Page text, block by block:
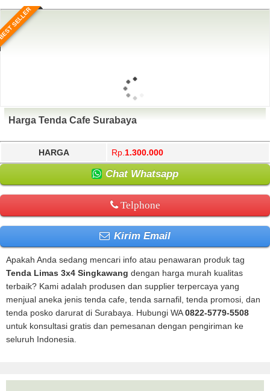
SELLER
Harga Tenda Cafe Surabaya
HARGA Rp. 1.300.000
Chat Whatsapp
Telphone
Kirim Email
Apakah Anda sedang mencari info atau penawaran produk tag
Tenda Limas 3x4 Singkawang dengan harga murah kualitas
terbaik? Kami adalah produsen dan supplier terpercaya yang
menjual aneka jenis tenda cafe, tenda sarnafil, tenda promosi, dan
tenda posko darurat di Surabaya. Hubungi WA0822-5779-5508
untuk konsultasi gratis dan pemesanan dengan pengiriman ke
seluruh Indonesia.